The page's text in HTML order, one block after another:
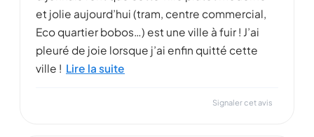
et jolie aujourd’hui (tram, centre commercial,
Eco quartier bobos…) est une ville à fuir ! J’ai
pleuré de joie lorsque j’ai enfin quitté cette
ville ! Lire la suite
Signaler cet avis